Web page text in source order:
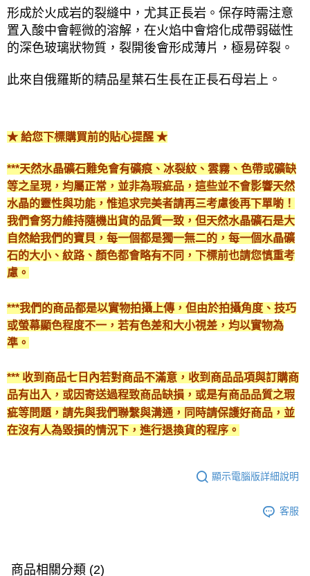
形成於火成岩的裂縫中，尤其正長岩。保存時需注意
置入酸中會輕微的溶解，在火焰中會熔化成帶弱磁性
的深色玻璃狀物質，裂開後會形成薄片，極易碎裂。
此來自俄羅斯的精品星葉石生長在正長石母岩上。
★ 給您下標購買前的貼心提醒 ★
***天然水晶礦石難免會有礦痕、冰裂紋、雲霧、色帶或礦缺
等之呈現，均屬正常，並非為瑕疵品，這些並不會影響天然
水晶的靈性與功能，惟追求完美者請再三考慮後再下單喲！
我們會努力維持隨機出貨的品質一致，但天然水晶礦石是大
自然給我們的寶貝，每一個都是獨一無二的，每一個水晶礦
石的大小、紋路、顏色都會略有不同，下標前也請您慎重考
慮。
***我們的商品都是以實物拍攝上傳，但由於拍攝角度、技巧
或螢幕顯色程度不一，若有色差和大小視差，均以實物為
準。
*** 收到商品七日內若對商品不滿意，收到商品品項與訂購商
品有出入，或因寄送過程致商品缺損，或是有商品品質之瑕
疵等問題，請先與我們聯繫與溝通，同時請保護好商品，並
在沒有人為毀損的情況下，進行退換貨的程序。
顯示電腦版詳細說明
客服
商品相關分類 (2)